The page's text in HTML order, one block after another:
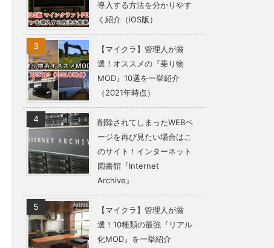
導入する方法を分かりやす
く紹介（iOS版）
【マイクラ】管理人が厳
選！オススメの『乗り物
MOD』10選を一挙紹介
（2021年時点）
削除されてしまったWEBペ
ージを再び見たい場合はこ
のサイト！インターネット
図書館『Internet
Archive』
【マイクラ】管理人が厳
選！10種類の最強『リアル
化MOD』を一挙紹介